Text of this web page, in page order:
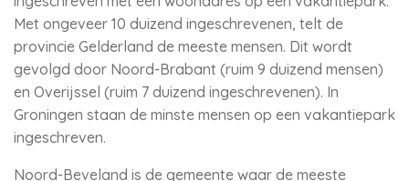
Met ongeveer 10 duizend ingeschrevenen, telt de
provincie Gelderland de meeste mensen. Dit wordt
gevolgd door Noord-Brabant (ruim 9 duizend mensen)
en Overijssel (ruim 7 duizend ingeschrevenen). In
Groningen staan de minste mensen op een vakantiepark
ingeschreven.
Noord-Beveland is de gemeente waar de meeste